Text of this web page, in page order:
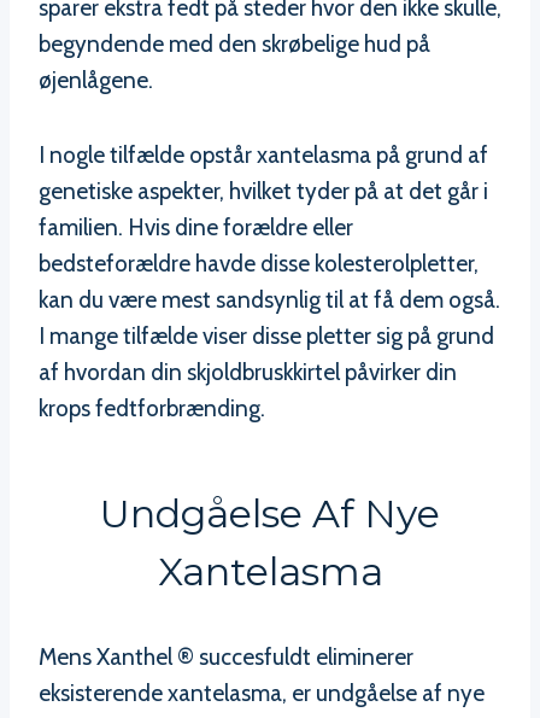
sparer ekstra fedt på steder hvor den ikke skulle,
begyndende med den skrøbelige hud på
øjenlågene.
I nogle tilfælde opstår xantelasma på grund af
genetiske aspekter, hvilket tyder på at det går i
familien. Hvis dine forældre eller
bedsteforældre havde disse kolesterolpletter,
kan du være mest sandsynlig til at få dem også.
I mange tilfælde viser disse pletter sig på grund
af hvordan din skjoldbruskkirtel påvirker din
krops fedtforbrænding.
Undgåelse Af Nye
Xantelasma
Mens Xanthel ® succesfuldt eliminerer
eksisterende xantelasma, er undgåelse af nye